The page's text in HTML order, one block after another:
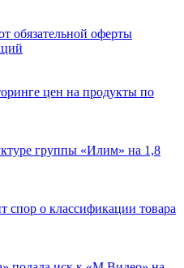
обязательной оферты
цен на продукты по
группы «Илим» на 1,8
спор о классификации товара